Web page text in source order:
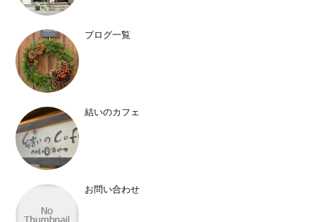
ブログ一覧
結いのカフェ
お問い合わせ